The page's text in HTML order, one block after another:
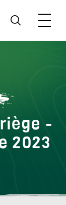
-
2023